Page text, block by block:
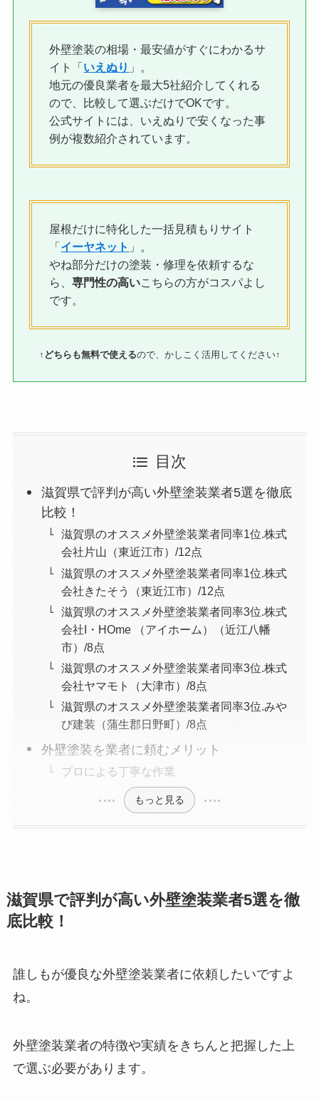
外壁塗装の相場・最安値がすぐにわかるサ
イト「いえぬり 」。
地元の優良業者を最大5社紹介してくれる
ので、比較して選ぶだけでOKです。
公式サイトには、いえぬりで安くなった事
例が複数紹介されています。
屋根だけに特化した一括見積もりサイト
「イーヤネット 」。
やね部分だけの塗装・修理を依頼するな
ら、専門性の高いこちらの方がコスパよし
です。
↑ どちらも無料で使えるので、かしこく活用してください↑
目次
滋賀県で評判が高い外壁塗装業者5選を徹底
比較！
滋賀県のオススメ外壁塗装業者同率1位.株式
会社片山（東近江市）/12点
滋賀県のオススメ外壁塗装業者同率1位.株式
会社きたそう（東近江市）/12点
滋賀県のオススメ外壁塗装業者同率3位.株式
会社I・HOme （アイホーム）（近江八幡
市）/8点
滋賀県のオススメ外壁塗装業者同率3位.株式
会社ヤマモト（大津市）/8点
滋賀県のオススメ外壁塗装業者同率3位.みや
び建装（蒲生郡日野町）/8点
外壁塗装を業者に頼むメリット
プロによる丁寧な作業
もっと見る
滋賀県で評判が高い外壁塗装業者5選を徹
底比較！
誰しもが優良な外壁塗装業者に依頼したいですよ
ね。
外壁塗装業者の特徴や実績をきちんと把握した上
で選ぶ必要があります。